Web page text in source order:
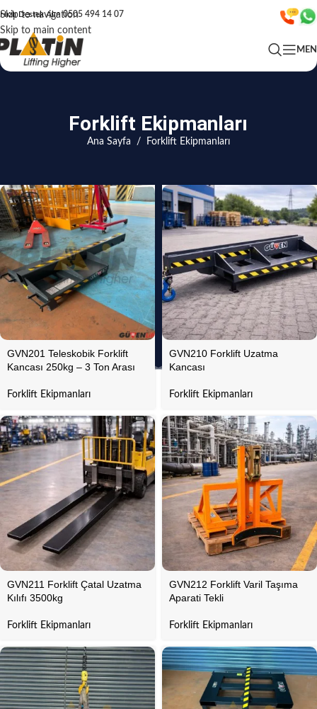
Skip to navigation
Skip to main content
Hızlı Destek Alın0505 494 14 07
Forklift Ekipmanları
Ana Sayfa / Forklift Ekipmanları
GVN201 Teleskobik Forklift
Kancası 250kg – 3 Ton Arası
Forklift Ekipmanları
GVN210 Forklift Uzatma
Kancası
Forklift Ekipmanları
GVN211 Forklift Çatal Uzatma
Kılıfı 3500kg
Forklift Ekipmanları
GVN212 Forklift Varil Taşıma
Aparati Tekli
Forklift Ekipmanları